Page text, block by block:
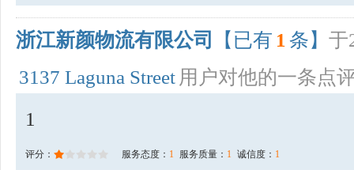
浙江新颜物流有限公司 【已有 1 条】 于
3137 Laguna Street 用户对他的一条点
1
评分： 服务态度： 1 服务质量： 1 诚信度： 1